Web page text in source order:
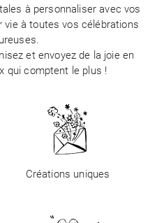
à personnaliser avec vos
vie à toutes vos célébrations
et envoyez de la joie en
qui comptent le plus !
Créations uniques